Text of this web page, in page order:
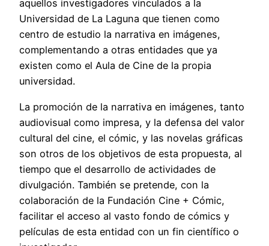
aquellos investigadores vinculados a la
Universidad de La Laguna que tienen como
centro de estudio la narrativa en imágenes,
complementando a otras entidades que ya
existen como el Aula de Cine de la propia
universidad.
La promoción de la narrativa en imágenes, tanto
audiovisual como impresa, y la defensa del valor
cultural del cine, el cómic, y las novelas gráficas
son otros de los objetivos de esta propuesta, al
tiempo que el desarrollo de actividades de
divulgación. También se pretende, con la
colaboración de la Fundación Cine + Cómic,
facilitar el acceso al vasto fondo de cómics y
películas de esta entidad con un fin científico o